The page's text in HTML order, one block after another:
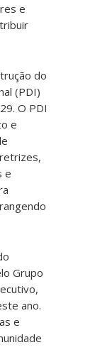
e
do
(PDI)
O PDI
e
e
Grupo
ano.
e